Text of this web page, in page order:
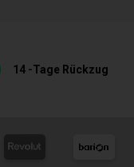
14 -Tage Rückzug